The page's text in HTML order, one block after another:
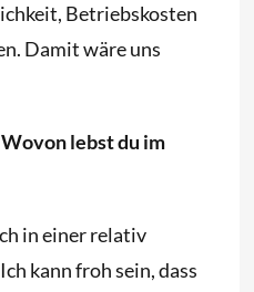
Betriebskosten
Damit wäre uns
lebst du im
in einer relativ
kann froh sein, dass